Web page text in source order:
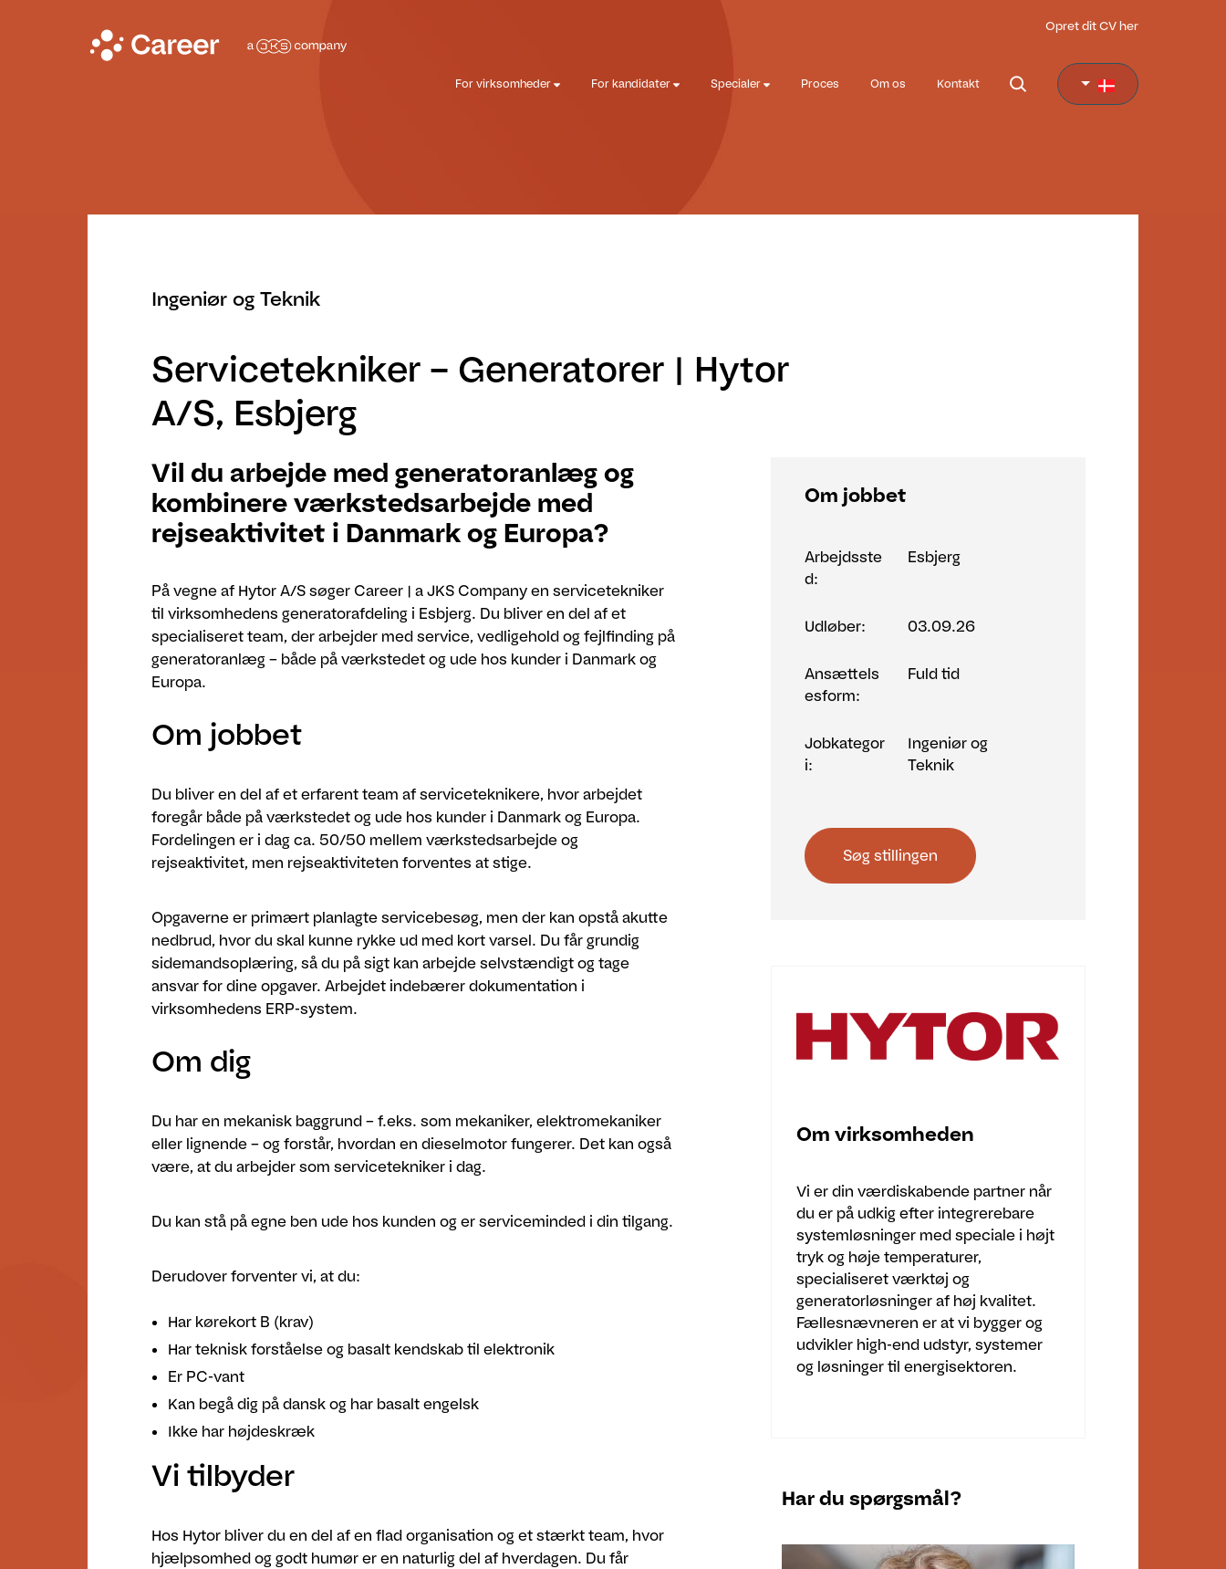
Opret dit CV her
For virksomheder For kandidater Specialer Proces Om os Kontakt
Ingeniør og Teknik
Servicetekniker – Generatorer | Hytor
A/S, Esbjerg
Vil du arbejde med generatoranlæg og
kombinere værkstedsarbejde med
rejseaktivitet i Danmark og Europa?
På vegne af Hytor A/S søger Career | a JKS Company en servicetekniker
til virksomhedens generatorafdeling i Esbjerg. Du bliver en del af et
specialiseret team, der arbejder med service, vedligehold og fejlfinding på
generatoranlæg – både på værkstedet og ude hos kunder i Danmark og
Europa.
Om jobbet
Du bliver en del af et erfarent team af serviceteknikere, hvor arbejdet
foregår både på værkstedet og ude hos kunder i Danmark og Europa.
Fordelingen er i dag ca. 50/50 mellem værkstedsarbejde og
rejseaktivitet, men rejseaktiviteten forventes at stige.
Opgaverne er primært planlagte servicebesøg, men der kan opstå akutte
nedbrud, hvor du skal kunne rykke ud med kort varsel. Du får grundig
sidemandsoplæring, så du på sigt kan arbejde selvstændigt og tage
ansvar for dine opgaver. Arbejdet indebærer dokumentation i
virksomhedens ERP-system.
Om dig
Du har en mekanisk baggrund – f.eks. som mekaniker, elektromekaniker
eller lignende – og forstår, hvordan en dieselmotor fungerer. Det kan også
være, at du arbejder som servicetekniker i dag.
Du kan stå på egne ben ude hos kunden og er serviceminded i din tilgang.
Derudover forventer vi, at du:
Har kørekort B (krav)
Har teknisk forståelse og basalt kendskab til elektronik
Er PC-vant
Kan begå dig på dansk og har basalt engelsk
Ikke har højdeskræk
Vi tilbyder
Hos Hytor bliver du en del af en flad organisation og et stærkt team, hvor
hjælpsomhed og godt humør er en naturlig del af hverdagen. Du får
Om jobbet
Arbejdsste
d:
Esbjerg
Udløber: 03.09.26
Ansættels
esform:
Fuld tid
Jobkategor
i:
Ingeniør og
Teknik
Søg stillingen
Om virksomheden
Vi er din værdiskabende partner når
du er på udkig efter integrerebare
systemløsninger med speciale i højt
tryk og høje temperaturer,
specialiseret værktøj og
generatorløsninger af høj kvalitet.
Fællesnævneren er at vi bygger og
udvikler high-end udstyr, systemer
og løsninger til energisektoren.
Har du spørgsmål?